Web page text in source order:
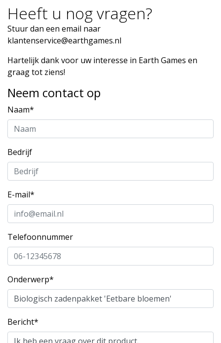
Heeft u nog vragen?
Stuur dan een email naar
klantenservice@earthgames.nl
Hartelijk dank voor uw interesse in Earth Games en
graag tot ziens!
Neem contact op
Naam*
Bedrijf
E-mail*
Telefoonnummer
Onderwerp*
Bericht*